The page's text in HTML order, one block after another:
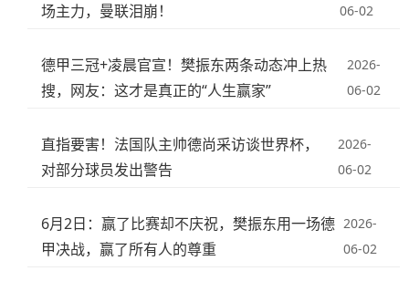
场主力，曼联泪崩！
06-02
德甲三冠+凌晨官宣！樊振东两条动态冲上热
搜，网友：这才是真正的“人生赢家”
2026-
06-02
直指要害！法国队主帅德尚采访谈世界杯，
对部分球员发出警告
2026-
06-02
6月2日：赢了比赛却不庆祝，樊振东用一场德
甲决战，赢了所有人的尊重
2026-
06-02